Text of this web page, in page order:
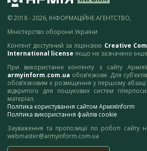
© 2018 - 2026, ІНФОРМАЦІЙНЕ АГЕНТСТВО,
Міністерство оборони України
Контент доступний за ліцензією Creative
International license якщо не зазначено
При використанні контенту з сайту
armyinform.com.ua обов’язкове. Для
обов’язковим є розміщення у першому
відкритого для пошукових систем
матеріал.
Політика користування сайтом АрміяInform
Політика використання файлів cookie
Зауваження та пропозиції по роботі сайту
webmaster@armyinform.com.ua